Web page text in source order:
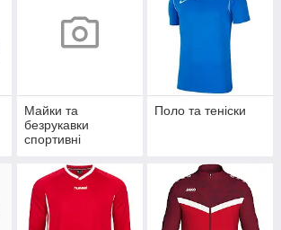
Майки та
безрукавки
спортивні
Поло та теніски